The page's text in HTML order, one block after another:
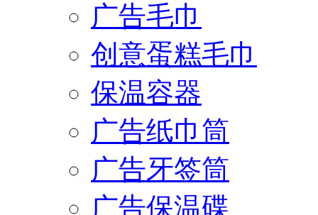
广告毛巾
创意蛋糕毛巾
保温容器
广告纸巾筒
广告牙签筒
广告保温碟